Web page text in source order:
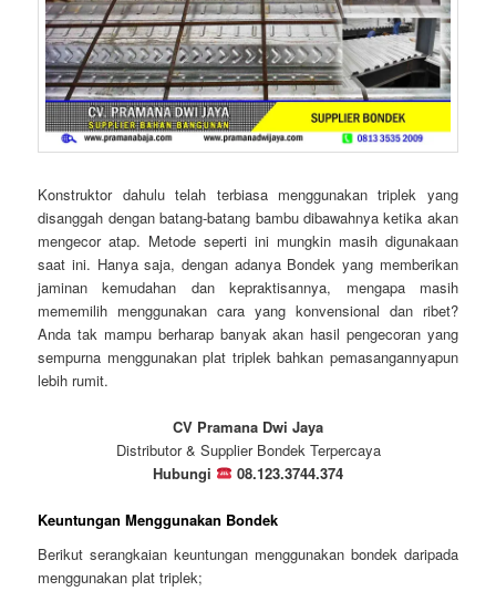
Konstruktor dahulu telah terbiasa menggunakan triplek yang
disanggah dengan batang-batang bambu dibawahnya ketika akan
mengecor atap. Metode seperti ini mungkin masih digunakaan
saat ini. Hanya saja, dengan adanya Bondek yang memberikan
jaminan kemudahan dan kepraktisannya, mengapa masih
mememilih menggunakan cara yang konvensional dan ribet?
Anda tak mampu berharap banyak akan hasil pengecoran yang
sempurna menggunakan plat triplek bahkan pemasangannyapun
lebih rumit.
CV Pramana Dwi Jaya
Distributor & Supplier Bondek Terpercaya
Hubungi
08.123.3744.374
Keuntungan Menggunakan Bondek
Berikut serangkaian keuntungan menggunakan bondek daripada
menggunakan plat triplek;